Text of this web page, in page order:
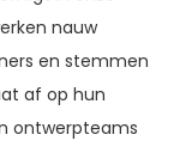
nauw
en stemmen
af op hun
ontwerpteams